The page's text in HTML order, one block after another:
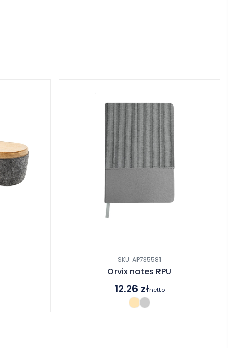
SKU: AP735581
Orvix notes RPU
12.26 złnetto